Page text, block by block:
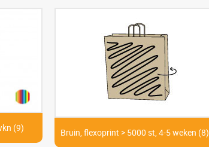
(9) Bruin, flexoprint > 5000 st, 4-5 weken (8)